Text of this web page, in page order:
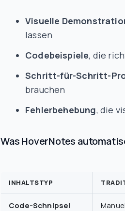
Visuelle
lassen
Codebeispiele, die
Schritt-für-Schritt-
brauchen
Fehlerbehebung, die
Was HoverNotes
INHALTSTYP
Code-Schnipsel